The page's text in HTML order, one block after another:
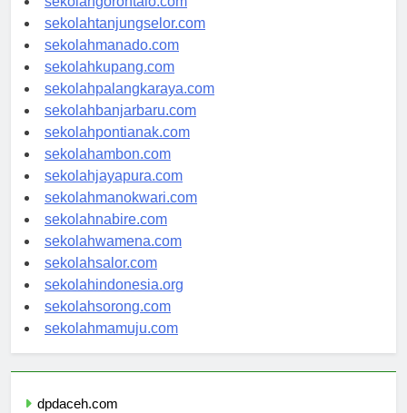
sekolahtanjungselor.com
sekolahmanado.com
sekolahkupang.com
sekolahpalangkaraya.com
sekolahbanjarbaru.com
sekolahpontianak.com
sekolahambon.com
sekolahjayapura.com
sekolahmanokwari.com
sekolahnabire.com
sekolahwamena.com
sekolahsalor.com
sekolahindonesia.org
sekolahsorong.com
sekolahmamuju.com
dpdaceh.com